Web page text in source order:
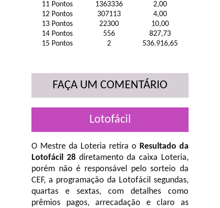
11 Pontos
1363336
2,00
12 Pontos
307113
4,00
13 Pontos
22300
10,00
14 Pontos
556
827,73
15 Pontos
2 536.916,65
FAÇA UM COMENTÁRIO
Lotofácil
O Mestre da Loteria retira o Resultado da
Lotofácil 28diretamento da caixa Loteria,
porém não é responsável pelo sorteio da
CEF, a programação da Lotofácil segundas,
quartas e sextas, com detalhes como
prêmios pagos, arrecadação e claro as